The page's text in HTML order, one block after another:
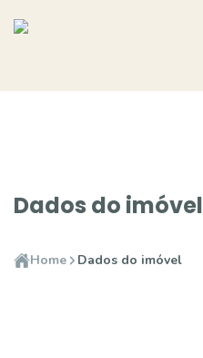
Dados do imóvel
Home Dados do imóvel